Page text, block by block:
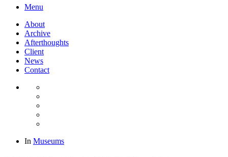
Menu
About
Archive
Afterthoughts
Client
News
Contact
In Museums